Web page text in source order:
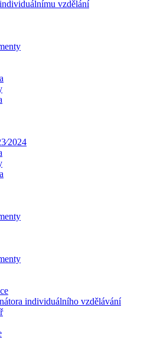
vzdělání
individuálního vzdělávání